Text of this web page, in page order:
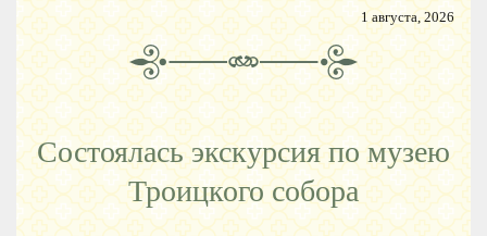
1 августа, 2026
Состоялась экскурсия по музею
Троицкого собора